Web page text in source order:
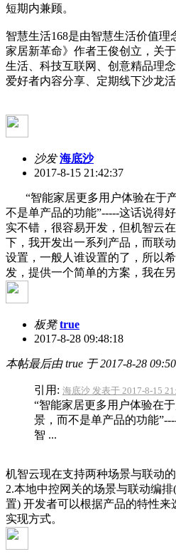
短期内兼顾。
智慧生活168是由智慧生活价值理
家居新革命》作者王俊创立，关
生活、科技互联网、创意精品理
爱好者内容分享、定期线下沙龙活
沙发 海底沙
2017-8-15 21:42:37
“智能家居更多用户体验在于
不是单产品的功能”-----这话说得
实不错，很容易开发，但机智云
下，我开发出一系列产品，而联
设置，一般人谁设置的了，所以
发，提供一个简单的方案，我在
板凳 true
2017-8-28 09:48:18
本帖最后由 true 于 2017-8-28
引用: 海底沙 发表于 2017-8-15
“智能家居更多用户体验在
景，而不是单产品的功能
智 ...
机智云现在支持两种场景与联动
2.本地中控网关的场景与联动编
置) 开发者可以根据产品的特性
实现方式。